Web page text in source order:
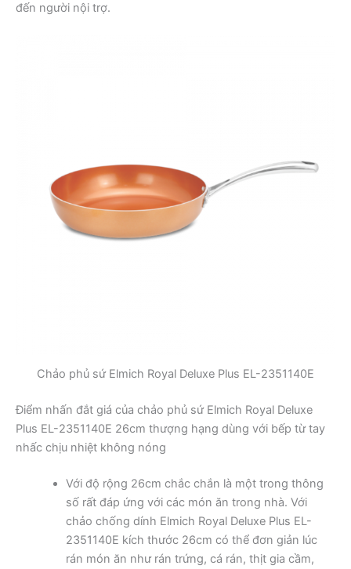
đến người nội trợ.
Chảo phủ sứ Elmich Royal Deluxe Plus EL-2351140E
Điểm nhấn đắt giá của chảo phủ sứ Elmich Royal Deluxe
Plus EL-2351140E 26cm thượng hạng dùng với bếp từ tay
nhấc chịu nhiệt không nóng
Với độ rộng 26cm chắc chắn là một trong thông
số rất đáp ứng với các món ăn trong nhà. Với
chảo chống dính Elmich Royal Deluxe Plus EL-
2351140E kích thước 26cm có thể đơn giản lúc
rán món ăn như rán trứng, cá rán, thịt gia cầm,